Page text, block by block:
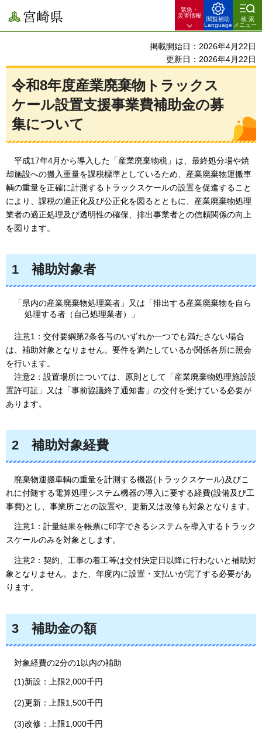
宮崎県
緊急・
災害情報
閲覧補助
Language
検索
メニュー
掲載開始日：2026年4月22日
更新日：2026年4月22日
令和8年度産業廃棄物トラックス
ケール設置支援事業費補助金の募
集について
平成17年4月から導入した「産業廃棄物税」は、最終処分場や焼
却施設への搬入重量を課税標準としているため、産業廃棄物運搬車
輌の重量を正確に計測するトラックスケールの設置を促進すること
により、課税の適正化及び公正化を図るとともに、産業廃棄物処理
業者の適正処理及び透明性の確保、排出事業者との信頼関係の向上
を図ります。
1 補助対象者
「県内の産業廃棄物処理業者」又は「排出する産業廃棄物を自ら
処理する者（自己処理業者）」
注意1：交付要綱第2条各号のいずれか一つでも満たさない場合
は、補助対象となりません。要件を満たしているか関係各所に照会
を行います。
注意2：設置場所については、原則として「産業廃棄物処理施設設
置許可証」又は「事前協議終了通知書」の交付を受けている必要が
あります。
2 補助対象経費
廃棄物運搬車輌の重量を計測する機器(トラックスケール)及びこ
れに付随する電算処理システム機器の導入に要する経費(設備及び工
事費)とし、事業所ごとの設置や、更新又は改修も対象となります。
注意1： 計量結果を帳票に印字できるシステムを導入するトラック
スケールのみを対象とします。
注意2：契約、工事の着工等は交付決定日以降に行わないと補助対
象となりません。
また、年度内に設置・支払いが完了する必要があ
ります。
3 補助金の額
対象経費の2分の1以内の補助
(1)新設：上限2,000千円
(2)更新：上限1,500千円
(3)改修：上限1,000千円